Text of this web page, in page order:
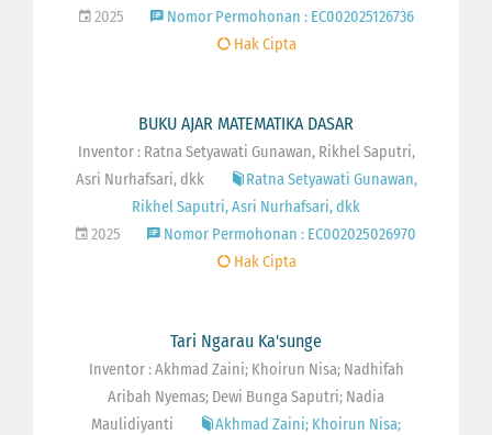
2025
Nomor Permohonan : EC002025126736
Hak Cipta
BUKU AJAR MATEMATIKA DASAR
Inventor : Ratna Setyawati Gunawan, Rikhel Saputri,
Asri Nurhafsari, dkk
Ratna Setyawati Gunawan,
Rikhel Saputri, Asri Nurhafsari, dkk
2025
Nomor Permohonan : EC002025026970
Hak Cipta
Tari Ngarau Ka'sunge
Inventor : Akhmad Zaini; Khoirun Nisa; Nadhifah
Aribah Nyemas; Dewi Bunga Saputri; Nadia
Maulidiyanti
Akhmad Zaini; Khoirun Nisa;